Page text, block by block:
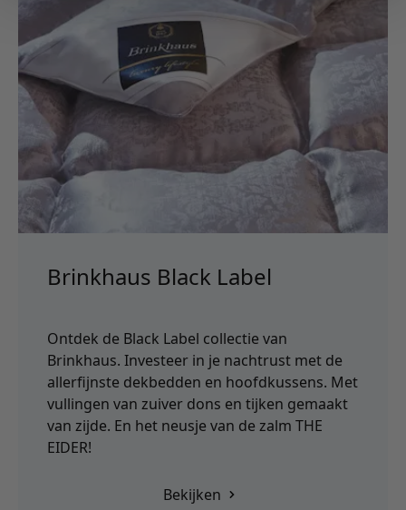
Brinkhaus Black Label
Ontdek de Black Label collectie van
Brinkhaus. Investeer in je nachtrust met de
allerfijnste dekbedden en hoofdkussens. Met
vullingen van zuiver dons en tijken gemaakt
van zijde. En het neusje van de zalm THE
EIDER!
Bekijken